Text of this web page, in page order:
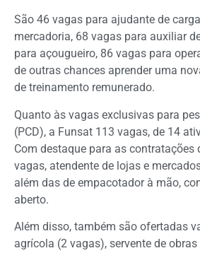
São 46 vagas para ajudante de
mercadoria, 68 vagas para auxiliar
para açougueiro, 86 vagas para
de outras chances aprender uma
de treinamento remunerado.
Quanto às vagas exclusivas para
(PCD), a Funsat 113 vagas, de 14
Com destaque para as contratações
vagas, atendente de lojas e
além das de empacotador à mão,
aberto.
Além disso, também são ofertadas
agrícola (2 vagas), servente de